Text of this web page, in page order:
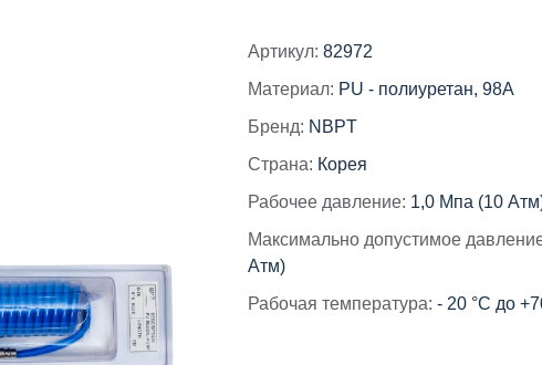
Артикул: 82972
Материал: PU - полиуретан, 98A
Бренд: NBPT
Страна: Корея
Рабочее давление: 1,0 Мпа (10
Максимально допустимое
Атм)
Рабочая температура: - 20 °C до